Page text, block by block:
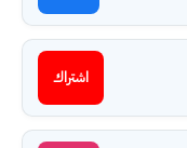
اشتراك